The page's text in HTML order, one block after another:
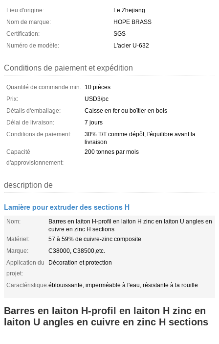
Lieu d'origine:
Le Zhejiang
Nom de marque:
HOPE BRASS
Certification:
SGS
Numéro de modèle:
L'acier U-632
Conditions de paiement et expédition
Quantité de commande min: 10 pièces
Prix:
USD3/pc
Détails d'emballage:
Caisse en fer ou boîtier en bois
Délai de livraison:
7 jours
Conditions de paiement:
30% T/T comme dépôt, l'équilibre avant la
livraison
Capacité
d'approvisionnement:
200 tonnes par mois
description de
Lamière pour extruder des sections H
Nom:
Barres en laiton H-profil en laiton H zinc en laiton U angles en
cuivre en zinc H sections
Matériel:
57 à 59% de cuivre-zinc composite
Marque:
C38000, C38500,etc.
Application du
projet:
Décoration et protection
Caractéristique:éblouissante, imperméable à l'eau, résistante à la rouille
Barres en laiton H-profil en laiton H zinc en
laiton U angles en cuivre en zinc H sections